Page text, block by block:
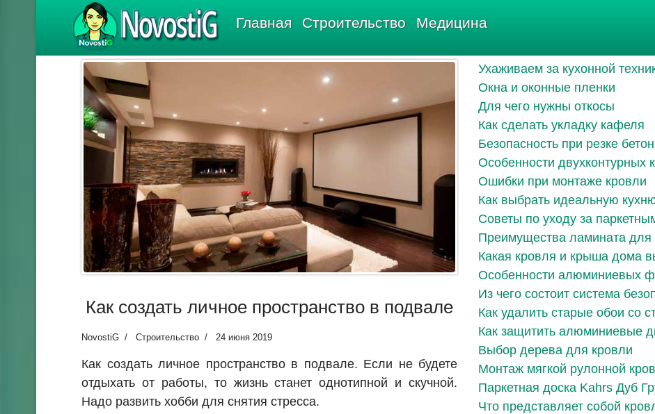
NovostiG Главная Строительство Медицина
Как создать личное пространство в подвале
NovostiG Строительство 24 июня 2019
Как создать личное пространство в подвале. Если не будете
отдыхать от работы, то жизнь станет однотипной и скучной.
Надо развить хобби для снятия стресса.
Ухаживаем за кухонной
Окна и оконные пленки
Для чего нужны откосы
Как сделать укладку кафеля
Безопасность при резке
Особенности двухконтурных
Ошибки при монтаже кровли
Как выбрать идеальную
Советы по уходу за
Преимущества ламината для
Какая кровля и крыша дома
Особенности алюминиевых
Из чего состоит система
Как удалить старые обои со
Как защитить алюминиевые
Выбор дерева для кровли
Монтаж мягкой рулонной
Паркетная доска Kahrs Дуб
Что представляет собой